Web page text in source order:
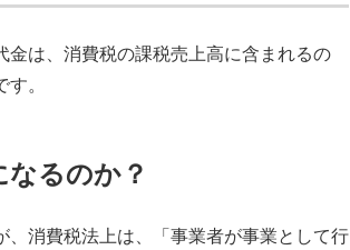
は、消費税の課税売上高に含まれるの
。
るのか？
消費税法上は、「事業者が事業として行